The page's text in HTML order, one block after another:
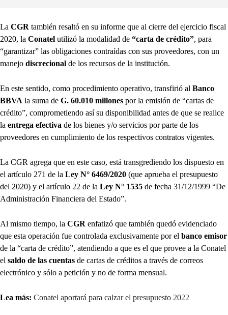
La CGR también resaltó en su informe que al cierre del ejercicio fiscal
2020, la Conatel utilizó la modalidad de “carta de crédito”, para
“garantizar” las obligaciones contraídas con sus proveedores, con un
manejo discrecional de los recursos de la institución.
En este sentido, como procedimiento operativo, transfirió al Banco
BBVA la suma de G. 60.010 millones por la emisión de “cartas de
crédito”, comprometiendo así su disponibilidad antes de que se realice
la entrega efectiva de los bienes y/o servicios por parte de los
proveedores en cumplimiento de los respectivos contratos vigentes.
La CGR agrega que en este caso, está transgrediendo los dispuesto en
el artículo 271 de la Ley N° 6469/2020 (que aprueba el presupuesto
del 2020) y el artículo 22 de la Ley N° 1535 de fecha 31/12/1999 “De
Administración Financiera del Estado”.
Al mismo tiempo, la CGR enfatizó que también quedó evidenciado
que esta operación fue controlada exclusivamente por el banco emisor
de la “carta de crédito”, atendiendo a que es el que provee a la Conatel
el saldo de las cuentas de cartas de créditos a través de correos
electrónico y sólo a petición y no de forma mensual.
Lea más: Conatel aportará para calzar el presupuesto 2022